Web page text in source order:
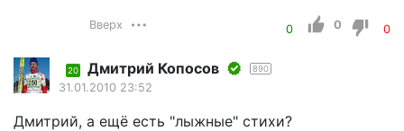
Вверх 0 0 0
20 Дмитрий Копосов 890
31.01.2010 23:52
Дмитрий, а ещё есть "лыжные" стихи?